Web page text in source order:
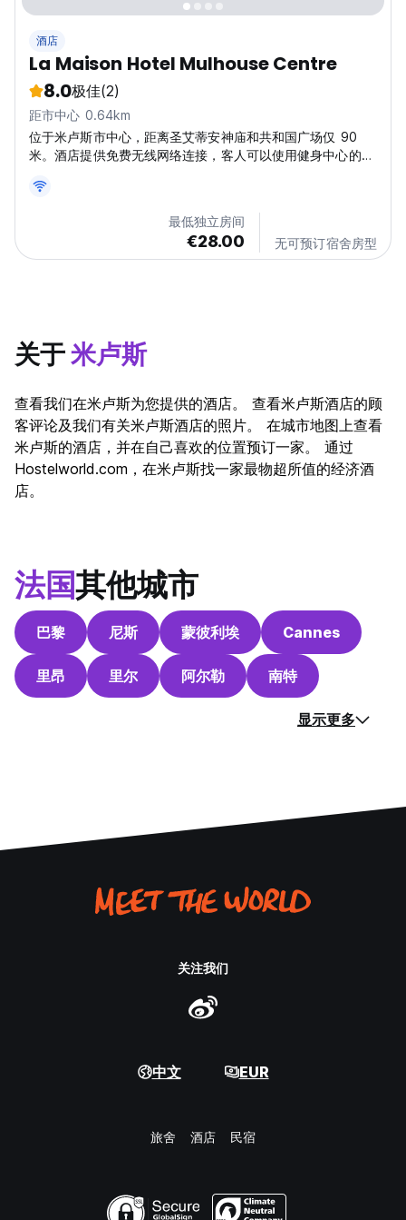
酒店
La Maison Hotel Mulhouse Centre
8.0极佳(2)
距市中心 0.64km
位于米卢斯市中心，距离圣艾蒂安神庙和共和国广场仅 90
米。酒店提供免费无线网络连接，客人可以使用健身中心的桑
最低独立房间
€28.00 无可预订宿舍房型
关于米卢斯
查看我们在米卢斯为您提供的酒店。 查看米卢斯酒店的顾
客评论及我们有关米卢斯酒店的照片。 在城市地图上查看
米卢斯的酒店，并在自己喜欢的位置预订一家。 通过
Hostelworld.com，在米卢斯找一家最物超所值的经济酒
店。
法国其他城市
巴黎 尼斯 蒙彼利埃 Cannes
里昂 里尔 阿尔勒 南特
显示更多
关注我们
中文 EUR
旅舍 酒店 民宿